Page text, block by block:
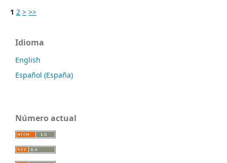
1 2 > >>
Idioma
English
Español (España)
Número actual